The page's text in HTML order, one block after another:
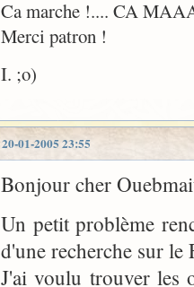
Ca marche !.... CA
Merci patron !
I. ;o)
20-01-2005 23:55
Bonjour cher
Un petit problème
d'une recherche sur
J'ai voulu trouver les